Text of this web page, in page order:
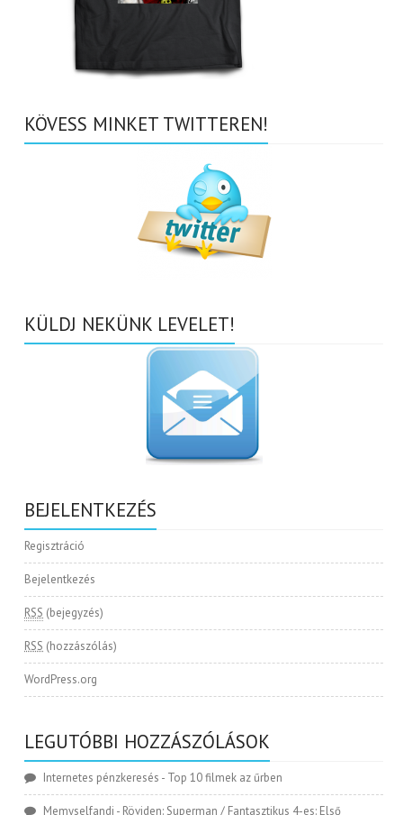
KÖVESS MINKET TWITTEREN!
KÜLDJ NEKÜNK LEVELET!
BEJELENTKEZÉS
Regisztráció
Bejelentkezés
RSS (bejegyzés)
RSS (hozzászólás)
WordPress.org
LEGUTÓBBI HOZZÁSZÓLÁSOK
Internetes pénzkeresés - Top 10 filmek az űrben
Memyselfandi - Röviden: Superman / Fantasztikus 4-es: Első